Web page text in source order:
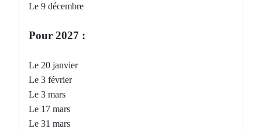
Le 9 décembre
Pour 2027 :
Le 20 janvier
Le 3 février
Le 3 mars
Le 17 mars
Le 31 mars